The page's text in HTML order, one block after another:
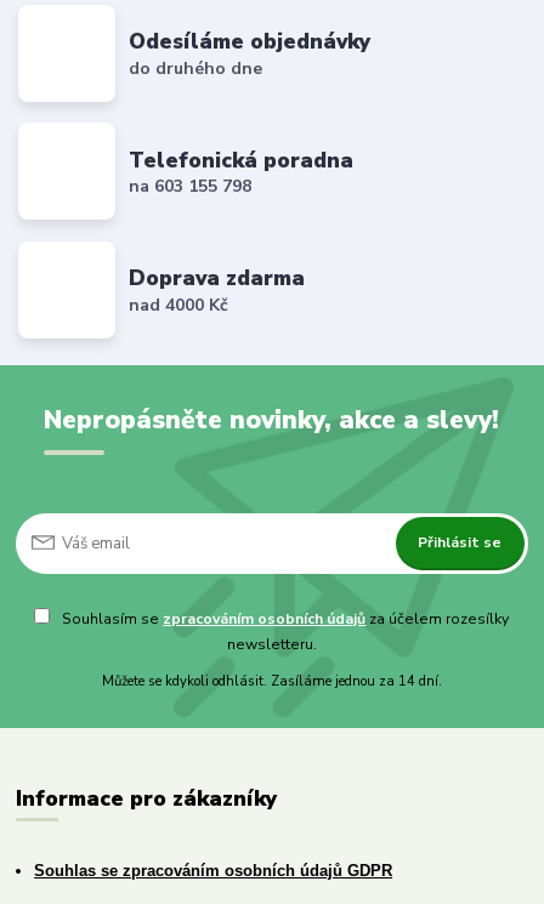
Odesíláme objednávky
do druhého dne
Telefonická poradna
na 603 155 798
Doprava zdarma
nad 4000 Kč
Nepropásněte novinky, akce a slevy!
Přihlásit se
Souhlasím se zpracováním osobních údajů za účelem rozesílky
newsletteru.
Můžete se kdykoli odhlásit. Zasíláme jednou za 14 dní.
Informace pro zákazníky
Souhlas se zpracováním osobních údajů GDPR